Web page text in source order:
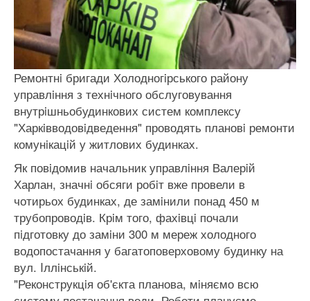
Ремонтнi бригади Холодногiрського району
управлiння з технiчного обслуговування
внутрiшньобудинкових систем комплексу
"Харкiвводовiдведення" проводять плановi ремонти
комунiкацiй у житлових будинках.
Як повiдомив начальник управлiння Валерiй
Харлан, значнi обсяги робiт вже провели в
чотирьох будинках, де замiнили понад 450 м
трубопроводiв. Крiм того, фахiвцi почали
пiдготовку до замiни 300 м мереж холодного
водопостачання у багатоповерховому будинку на
вул. Iллiнськiй.
"Реконструкцiя об'єкта планова, мiняємо всю